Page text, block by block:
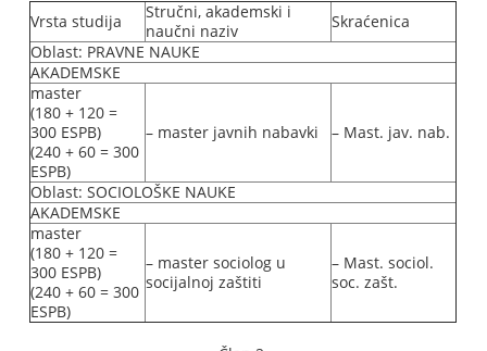
Vrsta studija
Stručni, akademski i
naučni naziv
Skraćenica
Oblast: PRAVNE NAUKE
AKADEMSKE
master
(180 + 120 =
300 ESPB)
(240 + 60 = 300
ESPB)
– master javnih nabavki – Mast. jav. nab.
Oblast: SOCIOLOŠKE NAUKE
AKADEMSKE
master
(180 + 120 =
300 ESPB)
(240 + 60 = 300
ESPB)
– master sociolog u
socijalnoj zaštiti
– Mast. sociol.
soc. zašt.